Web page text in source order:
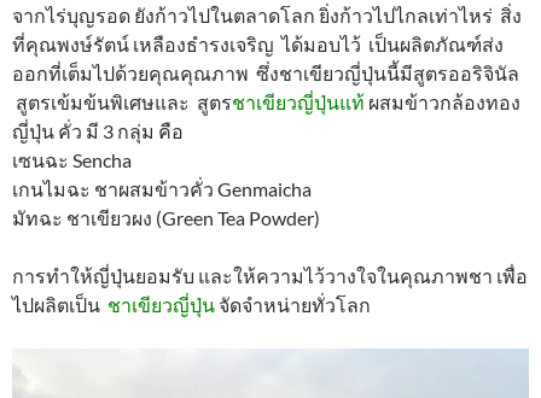
จากไร่บุญรอด ยังก้าวไปในตลาดโลก ยิ่งก้าวไปไกลเท่าไหร่ สิ่ง
ที่คุณพงษ์รัตน์ เหลืองธำรงเจริญ ได้มอบไว้ เป็นผลิตภัณฑ์ส่ง
ออกที่เต็มไปด้วยคุณคุณภาพ ซึ่งชาเขียวญี่ปุ่นนี้มีสูตรออริจินัล
สูตรเข้มข้นพิเศษและ สูตรชาเขียวญี่ปุ่นแท้ ผสมข้าวกล้องทอง
ญี่ปุ่น คั่ว มี 3 กลุ่ม คือ
เซนฉะ Sencha
เกนไมฉะ ชาผสมข้าวคั่ว Genmaicha
มัทฉะ ชาเขียวผง (Green Tea Powder)
การทำให้ญี่ปุ่นยอมรับ และให้ความไว้วางใจในคุณภาพชา เพื่อ
ไปผลิตเป็น ชาเขียวญี่ปุ่น จัดจำหน่ายทั่วโลก